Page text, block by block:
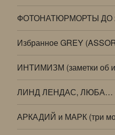
ФОТОНАТЮРМОРТЫ ДО
Избранное GREY
ИНТИМИЗМ (заметки об
ЛИНД ЛЕНДАС, ЛЮБА…
АРКАДИЙ и МАРК (три